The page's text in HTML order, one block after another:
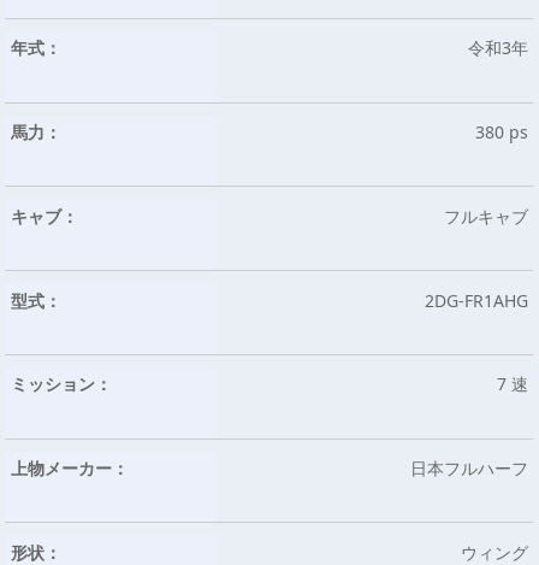
年式： 令和3年
馬力： 380 ps
キャブ： フルキャブ
型式： 2DG-FR1AHG
ミッション： 7 速
上物メーカー： 日本フルハーフ
形状： ウィング